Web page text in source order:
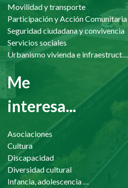
Movilidad y transporte
Participación y Acción Comunitaria
Seguridad ciudadana y convivencia
Servicios sociales
Urbanismo vivienda e infraestructuras
Me
interesa...
Asociaciones
Cultura
Discapacidad
Diversidad cultural
Infancia, adolescencia y familia